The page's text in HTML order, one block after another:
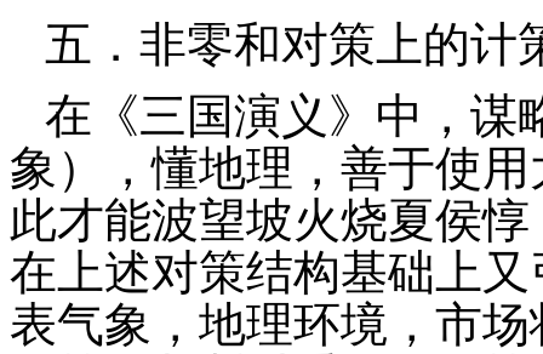
五．非零和对策上的计
在《三国演义》中，谋
象），懂地理，善于使
此才能波望坡火烧夏侯
在上述对策结构基础上
表气象，地理环境，市